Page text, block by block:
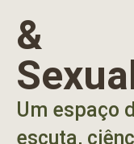
&
Um espaço
escuta,